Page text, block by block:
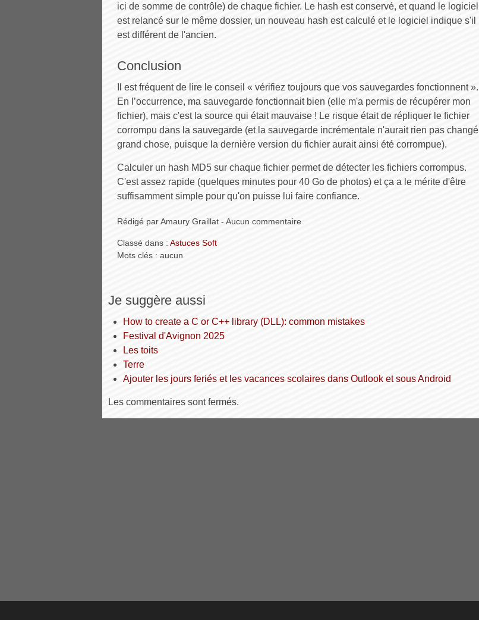
ici de somme de contrôle) de chaque fichier. Le hash est conservé, et quand le logiciel
est relancé sur le même dossier, un nouveau hash est calculé et le logiciel indique s'il
est différent de l'ancien.
Conclusion
Il est fréquent de lire le conseil « vérifiez toujours que vos sauvegardes fonctionnent ».
En l’occurrence, ma sauvegarde fonctionnait bien (elle m'a permis de récupérer mon
fichier), mais c'est la source qui était mauvaise ! Le risque était de répliquer le fichier
corrompu dans la sauvegarde (et la sauvegarde incrémentale n'aurait rien pas changé
grand chose, puisque la dernière version du fichier aurait ainsi été corrompue).
Calculer un hash MD5 sur chaque fichier permet de détecter les fichiers corrompus.
C'est assez rapide (quelques minutes pour 40 Go de photos) et ça a le mérite d'être
suffisamment simple pour qu'on puisse lui faire confiance.
Rédigé par Amaury Graillat - Aucun commentaire
Classé dans : Astuces Soft
Mots clés : aucun
Je suggère aussi
How to create a C or C++ library (DLL): common mistakes
Festival d'Avignon 2025
Les toits
Terre
Ajouter les jours feriés et les vacances scolaires dans Outlook et sous Android
Les commentaires sont fermés.